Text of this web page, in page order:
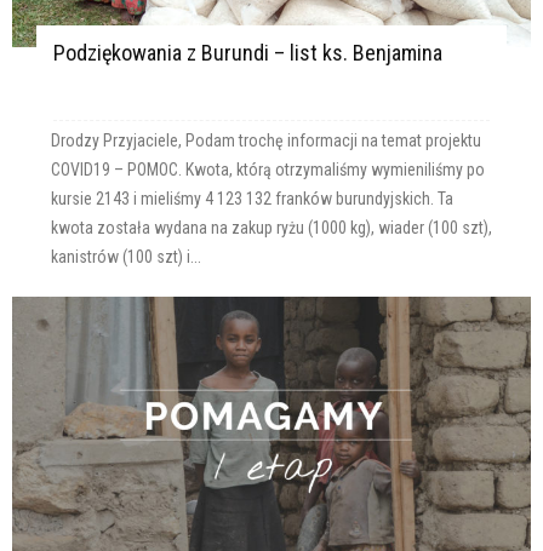
Podziękowania z Burundi – list ks. Benjamina
Drodzy Przyjaciele, Podam trochę informacji na temat projektu
COVID19 – POMOC. Kwota, którą otrzymaliśmy wymieniliśmy po
kursie 2143 i mieliśmy 4 123 132 franków burundyjskich. Ta
kwota została wydana na zakup ryżu (1000 kg), wiader (100 szt),
kanistrów (100 szt) i...